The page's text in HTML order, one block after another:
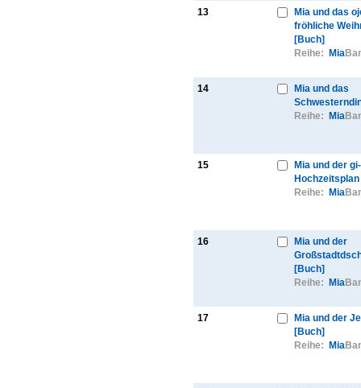
13
Mia und das
fröhliche
[Buch]
Reihe:
Mia
14
Mia und das
Reihe:
Mia
15
Mia und der
Reihe:
Mia
16
Mia und der
[Buch]
Reihe:
Mia
17
Mia und der
[Buch]
Reihe:
Mia